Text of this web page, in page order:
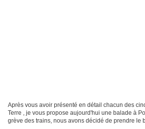
Après vous avoir présenté en détail chacun des
Terre , je vous propose aujourd'hui une balade à
grève des trains, nous avons décidé de prendre le